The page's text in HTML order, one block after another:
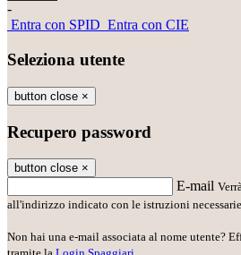
-
Entra con SPID Entra con CIE
Seleziona utente
button close ×
Recupero password
button close ×
E-mail
all'indirizzo indicato con le istruzioni
Non hai una e-mail associata al nome utente?